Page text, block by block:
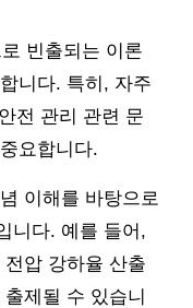
빈출되는 이론
니다. 특히, 자주
전 관리 관련 문
요합니다.
이해를 바탕으로
니다. 예를 들어,
압 강하율 산출
제될 수 있습니